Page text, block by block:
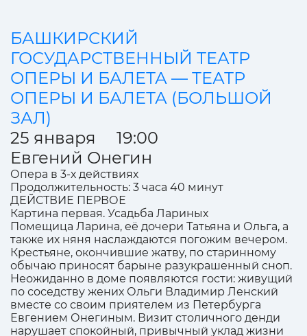
БАШКИРСКИЙ
ГОСУДАРСТВЕННЫЙ ТЕАТР
ОПЕРЫ И БАЛЕТА — ТЕАТР
ОПЕРЫ И БАЛЕТА (БОЛЬШОЙ
ЗАЛ)
25 января 19:00
Евгений Онегин
Опера в 3-х действиях
Продолжительность: 3 часа 40 минут
ДЕЙСТВИЕ ПЕРВОЕ
Картина первая. Усадьба Лариных
Помещица Ларина, её дочери Татьяна и Ольга, а
также их няня наслаждаются погожим вечером.
Крестьяне, окончившие жатву, по старинному
обычаю приносят барыне разукрашенный сноп.
Неожиданно в доме появляются гости: живущий
по соседству жених Ольги Владимир Ленский
вместе со своим приятелем из Петербурга
Евгением Онегиным. Визит столичного денди
нарушает спокойный, привычный уклад жизни